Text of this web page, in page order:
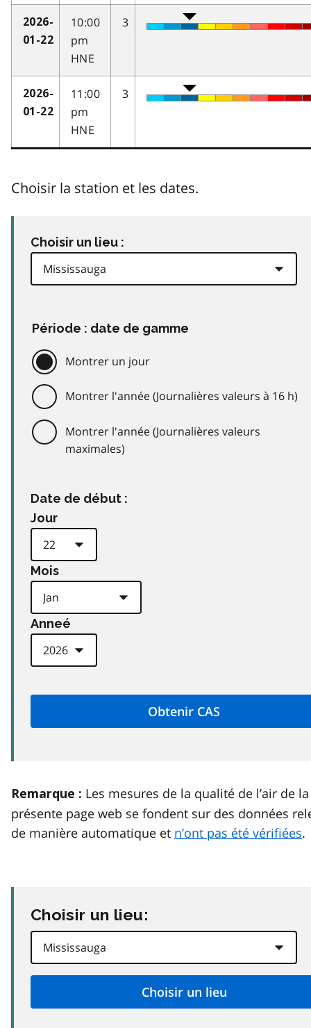
2026-
01-22
10:00
pm
HNE
3
2026-
01-22
11:00
pm
HNE
3
Choisir la station et les dates.
Choisir un lieu :
Période : date de gamme
Montrer un jour
Montrer l'année (Journalières valeurs à 16 h)
Montrer l'année (Journalières valeurs
maximales)
Date de début :
Jour
Mois
Anneé
Remarque : Les mesures de la qualité de l’air de la
présente page web se fondent sur des données
de manière automatique et n’ont pas été vérifiées.
Choisir un lieu: